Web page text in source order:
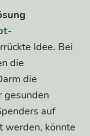
Idee. Bei
die
die
gesunden
auf
werden, könnte